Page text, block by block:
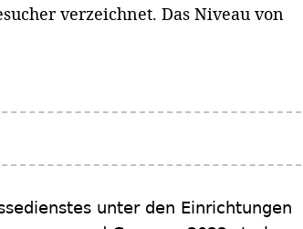
verzeichnet. Das Niveau von
unter den Einrichtungen